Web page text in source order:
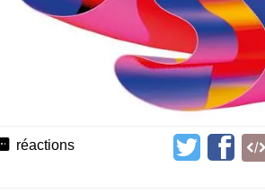
réactions